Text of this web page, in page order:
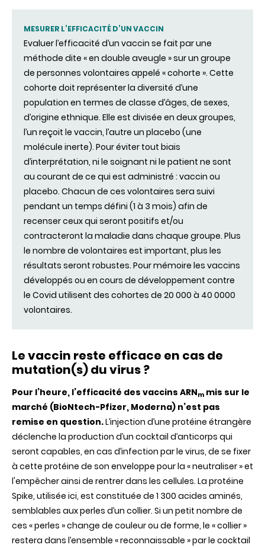
MESURER L’EFFICACITÉ D’UN VACCIN
Evaluer l’efficacité d’un vaccin se fait par une
méthode dite « en double aveugle » sur un groupe
de personnes volontaires appelé « cohorte ». Cette
cohorte doit représenter la diversité d’une
population en termes de classe d’âges, de sexes,
d’origine ethnique. Elle est divisée en deux groupes,
l’un reçoit le vaccin, l’autre un placebo (une
molécule inerte). Pour éviter tout biais
d’interprétation, ni le soignant ni le patient ne sont
au courant de ce qui est administré : vaccin ou
placebo. Chacun de ces volontaires sera suivi
pendant un temps défini (1 à 3 mois) afin de
recenser ceux qui seront positifs et/ou
contracteront la maladie dans chaque groupe. Plus
le nombre de volontaires est important, plus les
résultats seront robustes. Pour mémoire les vaccins
développés ou en cours de développement contre
le Covid utilisent des cohortes de 20 000 à 40 0000
volontaires.
Le vaccin reste efficace en cas de
mutation(s) du virus ?
Pour l’heure, l’efficacité des vaccins ARNm mis sur le
marché (BioNtech-Pfizer, Moderna) n’est pas
remise en question.L’injection d’une protéine étrangère
déclenche la production d’un cocktail d’anticorps qui
seront capables, en cas d’infection par le virus, de se fixer
à cette protéine de son enveloppe pour la « neutraliser » et
l'empêcher ainsi de rentrer dans les cellules. La protéine
Spike, utilisée ici, est constituée de 1 300 acides aminés,
semblables aux perles d’un collier. Si un petit nombre de
ces « perles » change de couleur ou de forme, le « collier »
restera dans l’ensemble « reconnaissable » par le cocktail